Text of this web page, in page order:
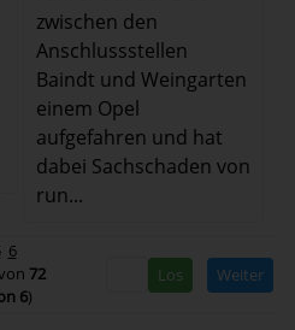
zwischen den
Anschlussstellen
Baindt und Weingarten
einem Opel
aufgefahren und hat
dabei Sachschaden von
run...
6
72
6)
Weiter